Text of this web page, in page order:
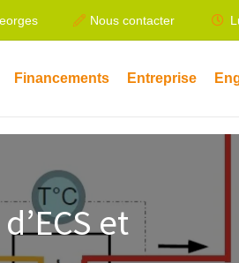
Nous contacter
Financements Entreprise
et